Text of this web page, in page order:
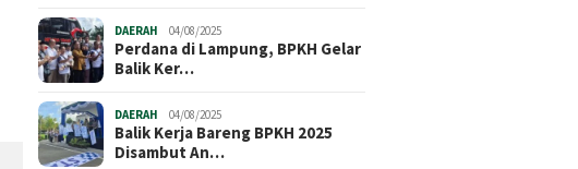
DAERAH 04/08/2025
Perdana di Lampung, BPKH Gelar
Balik Ker…
DAERAH 04/08/2025
Balik Kerja Bareng BPKH 2025
Disambut An…